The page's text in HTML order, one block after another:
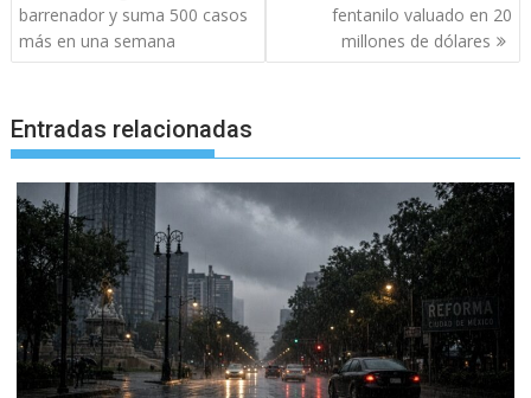
de
entradas
barrenador y suma 500 casos
más en una semana
fentanilo valuado en 20
millones de dólares
Entradas relacionadas